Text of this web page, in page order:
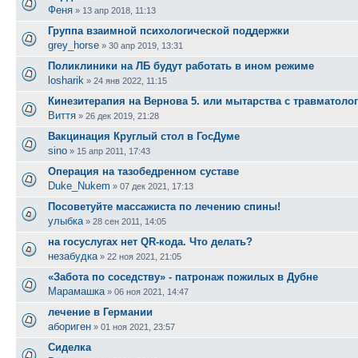
Феня » 13 апр 2018, 11:13
Группа взаимной психологической поддержки
grey_horse » 30 апр 2019, 13:31
Поликлиники на ЛБ будут работать в ином режиме
losharik » 24 янв 2022, 11:15
Кинезитерапия на Вернова 5. или мытарства с
Виття » 26 дек 2019, 21:28
Вакцинация Круглый стол в ГосДуме
sino » 15 апр 2011, 17:43
Операция на тазобедренном суставе
Duke_Nukem » 07 дек 2021, 17:13
Посоветуйте массажиста по лечению спины!
улыбка » 28 сен 2011, 14:05
на госуслугах нет QR-кода. Что делать?
незабудка » 22 ноя 2021, 21:05
«Забота по соседству» - патронаж пожилых в Дубне
Марамашка » 06 ноя 2021, 14:47
лечение в Германии
абориген » 01 ноя 2021, 23:57
Сиделка